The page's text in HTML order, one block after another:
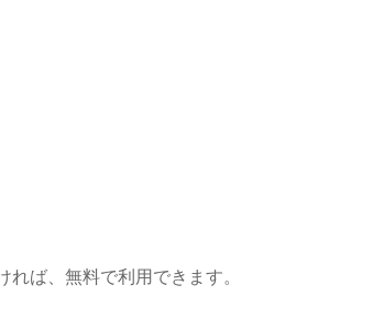
ば、無料で利用できます。